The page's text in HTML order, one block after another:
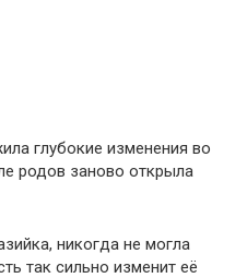
глубокие изменения во
родов заново открыла
никогда не могла
так сильно изменит её